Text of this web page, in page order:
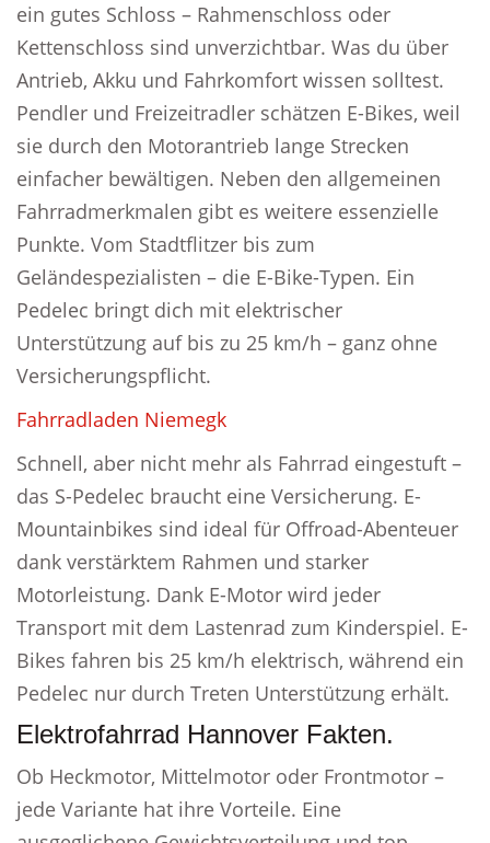
ein gutes Schloss – Rahmenschloss oder
Kettenschloss sind unverzichtbar. Was du über
Antrieb, Akku und Fahrkomfort wissen solltest.
Pendler und Freizeitradler schätzen E-Bikes, weil
sie durch den Motorantrieb lange Strecken
einfacher bewältigen. Neben den allgemeinen
Fahrradmerkmalen gibt es weitere essenzielle
Punkte. Vom Stadtflitzer bis zum
Geländespezialisten – die E-Bike-Typen. Ein
Pedelec bringt dich mit elektrischer
Unterstützung auf bis zu 25 km/h – ganz ohne
Versicherungspflicht.
Fahrradladen Niemegk
Schnell, aber nicht mehr als Fahrrad eingestuft –
das S-Pedelec braucht eine Versicherung. E-
Mountainbikes sind ideal für Offroad-Abenteuer
dank verstärktem Rahmen und starker
Motorleistung. Dank E-Motor wird jeder
Transport mit dem Lastenrad zum Kinderspiel. E-
Bikes fahren bis 25 km/h elektrisch, während ein
Pedelec nur durch Treten Unterstützung erhält.
Elektrofahrrad Hannover Fakten.
Ob Heckmotor, Mittelmotor oder Frontmotor –
jede Variante hat ihre Vorteile. Eine